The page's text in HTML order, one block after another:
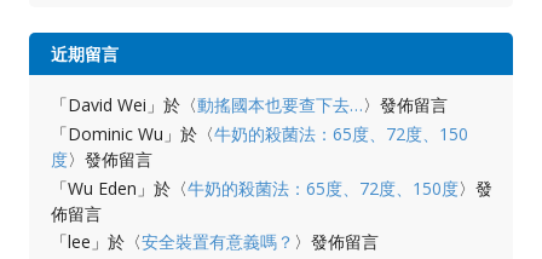
近期留言
「David Wei 」於〈動搖國本也要查下去…〉發佈留言
「Dominic Wu 」於〈牛奶的殺菌法：65度、72度、150
度〉發佈留言
「Wu Eden 」於〈牛奶的殺菌法：65度、72度、150度〉發
佈留言
「lee 」於〈安全裝置有意義嗎？ 〉發佈留言